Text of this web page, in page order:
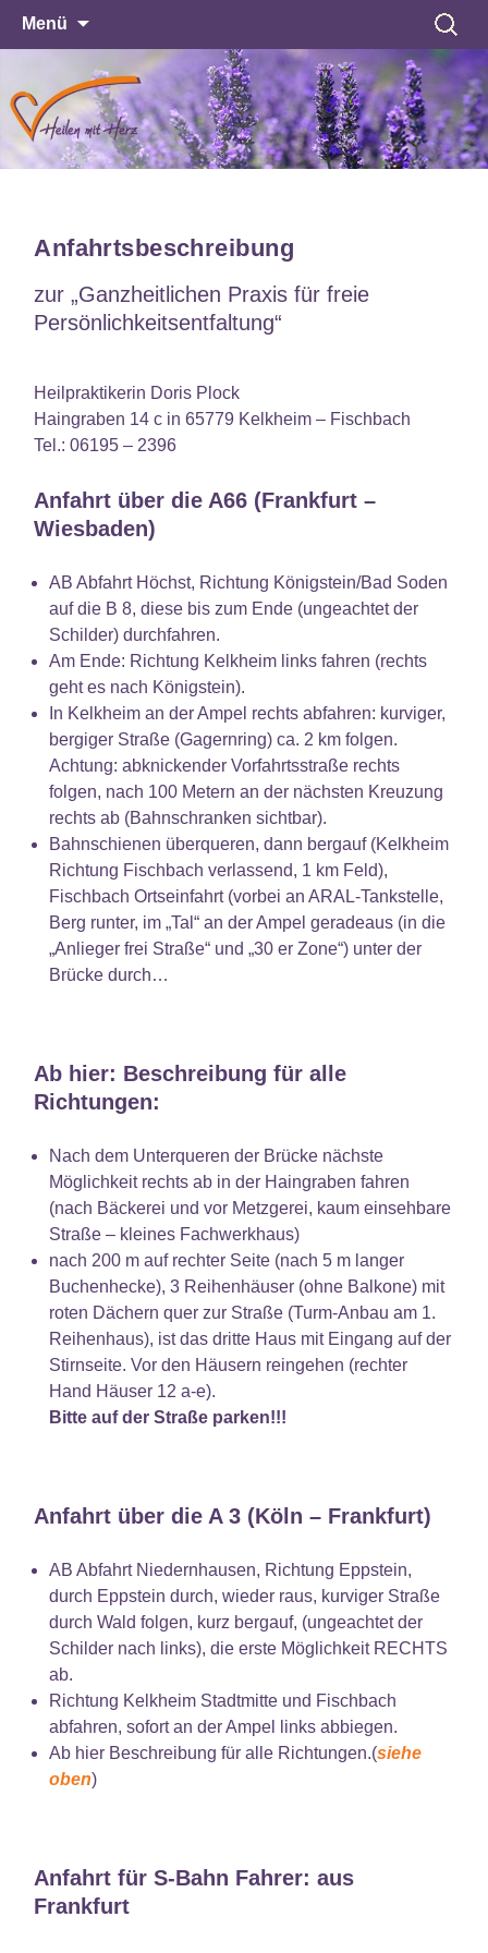
Menü
springen
Suchen
nach:
Heilen mit Herz
Heilpraxis und Coaching
Anfahrtsbeschreibung
zur „Ganzheitlichen Praxis für freie
Persönlichkeitsentfaltung“
Heilpraktikerin Doris Plock
Haingraben 14 c in 65779 Kelkheim – Fischbach
Tel.: 06195 – 2396
Anfahrt über die A66 (Frankfurt –
Wiesbaden)
AB Abfahrt Höchst, Richtung Königstein/Bad Soden
auf die B 8, diese bis zum Ende (ungeachtet der
Schilder) durchfahren.
Am Ende: Richtung Kelkheim links fahren (rechts
geht es nach Königstein).
In Kelkheim an der Ampel rechts abfahren: kurviger,
bergiger Straße (Gagernring) ca. 2 km folgen.
Achtung: abknickender Vorfahrtsstraße rechts
folgen, nach 100 Metern an der nächsten Kreuzung
rechts ab (Bahnschranken sichtbar).
Bahnschienen überqueren, dann bergauf (Kelkheim
Richtung Fischbach verlassend, 1 km Feld),
Fischbach Ortseinfahrt (vorbei an ARAL-Tankstelle,
Berg runter, im „Tal“ an der Ampel geradeaus (in die
„Anlieger frei Straße“ und „30 er Zone“) unter der
Brücke durch…
Ab hier: Beschreibung für alle
Richtungen:
Nach dem Unterqueren der Brücke nächste
Möglichkeit rechts ab in der Haingraben fahren
(nach Bäckerei und vor Metzgerei, kaum einsehbare
Straße – kleines Fachwerkhaus)
nach 200 m auf rechter Seite (nach 5 m langer
Buchenhecke), 3 Reihenhäuser (ohne Balkone) mit
roten Dächern quer zur Straße (Turm-Anbau am 1.
Reihenhaus), ist das dritte Haus mit Eingang auf der
Stirnseite. Vor den Häusern reingehen (rechter
Hand Häuser 12 a-e).
Bitte auf der Straße parken!!!
Anfahrt über die A 3 (Köln – Frankfurt)
AB Abfahrt Niedernhausen, Richtung Eppstein,
durch Eppstein durch, wieder raus, kurviger Straße
durch Wald folgen, kurz bergauf, (ungeachtet der
Schilder nach links), die erste Möglichkeit RECHTS
ab.
Richtung Kelkheim Stadtmitte und Fischbach
abfahren, sofort an der Ampel links abbiegen.
Ab hier Beschreibung für alle Richtungen.(siehe
oben)
Anfahrt für S-Bahn Fahrer: aus
Frankfurt